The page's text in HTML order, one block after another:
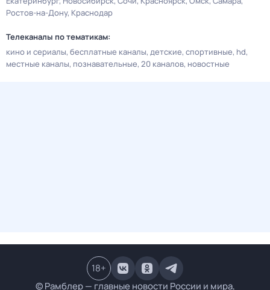
Ростов-на-Дону Краснодар
Телеканалы по тематикам:
кино и сериалы бесплатные каналы детские спортивные hd
местные каналы познавательные 20 каналов новостные
© Рамблер — главные новости России и мира,
18+